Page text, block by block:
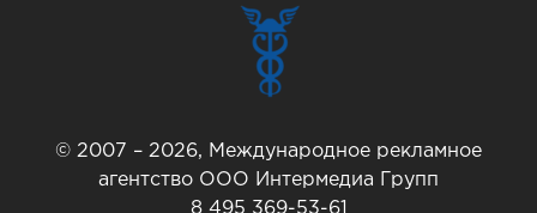
© 2007 – 2026, Международное рекламное
агентство ООО Интермедиа Групп
8 495 369-53-61